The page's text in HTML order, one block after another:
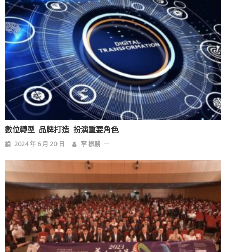
數位轉型 品牌打造 扮演重要角色
2024 年 6 月 20 日 李 振麟